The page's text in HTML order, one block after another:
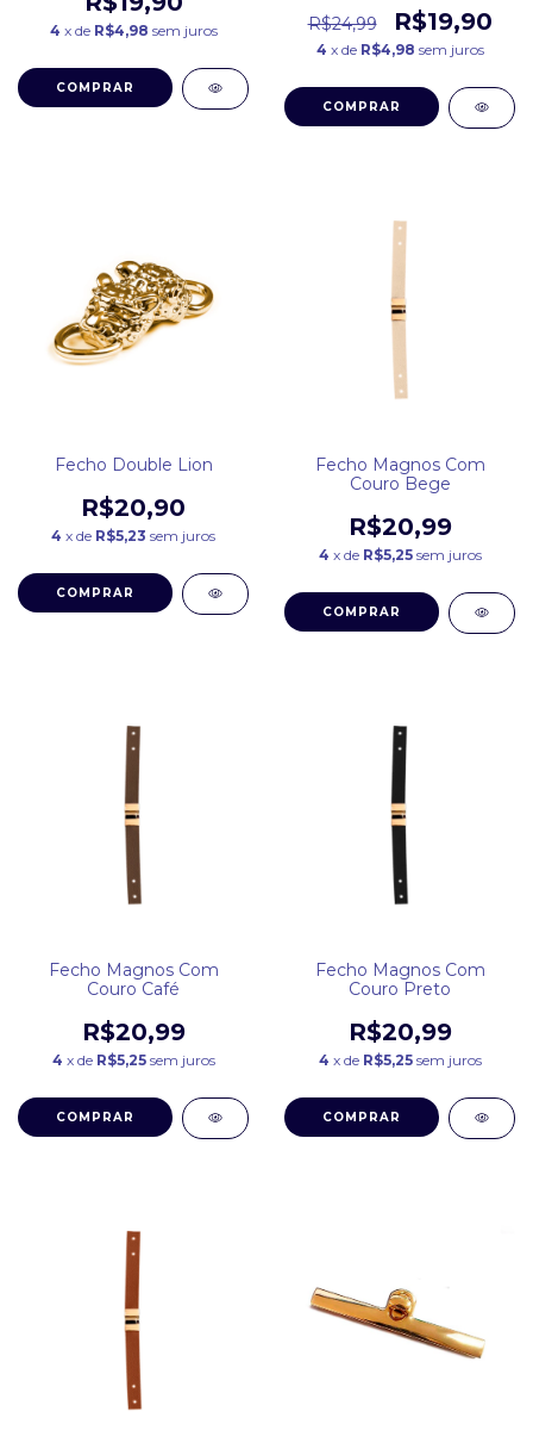
4 x de R$4,98 sem juros
COMPRAR
R$24,99
R$19,90
4 x de R$4,98 sem juros
COMPRAR
Fecho Double Lion
R$20,90
4 x de R$5,23 sem juros
COMPRAR
Fecho Magnos Com
Couro Bege
R$20,99
4 x de R$5,25 sem juros
COMPRAR
Fecho Magnos Com
Couro Café
R$20,99
4 x de R$5,25 sem juros
COMPRAR
Fecho Magnos Com
Couro Preto
R$20,99
4 x de R$5,25 sem juros
COMPRAR